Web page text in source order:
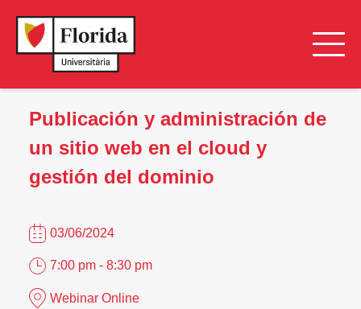
Publicación y administración de
un sitio web en el cloud y
gestión del dominio
03/06/2024
7:00 pm - 8:30 pm
Webinar Online